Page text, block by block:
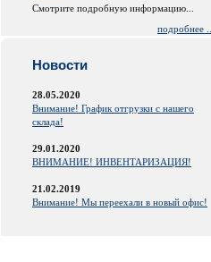
Смотрите подробную информацию...
подробнее ...
Новости
28.05.2020
Внимание! График отгрузки с нашего
склада!
29.01.2020
ВНИМАНИЕ! ИНВЕНТАРИЗАЦИЯ!
21.02.2019
Внимание! Мы переехали в новый офис!